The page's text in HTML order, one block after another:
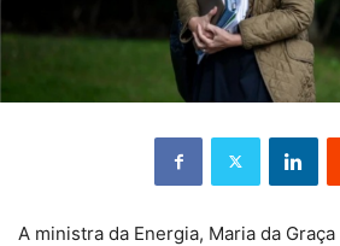
A ministra da Energia, Maria da